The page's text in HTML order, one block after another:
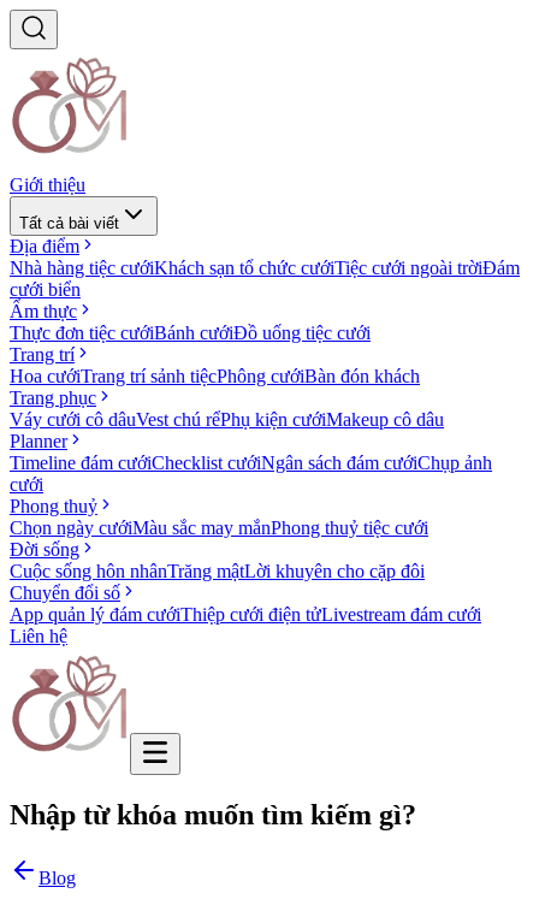
Giới thiệu
Tất cả bài viết
Địa điểm
Nhà hàng tiệc cướiKhách sạn tổ chức cướiTiệc cưới ngoài trờiĐám
cưới biển
Ẩm thực
Thực đơn tiệc cướiBánh cướiĐồ uống tiệc cưới
Trang trí
Hoa cướiTrang trí sảnh tiệcPhông cướiBàn đón khách
Trang phục
Váy cưới cô dâuVest chú rểPhụ kiện cướiMakeup cô dâu
Planner
Timeline đám cướiChecklist cướiNgân sách đám cướiChụp ảnh
cưới
Phong thuỷ
Chọn ngày cướiMàu sắc may mắnPhong thuỷ tiệc cưới
Đời sống
Cuộc sống hôn nhânTrăng mậtLời khuyên cho cặp đôi
Chuyển đổi số
App quản lý đám cướiThiệp cưới điện tửLivestream đám cưới
Liên hệ
Nhập từ khóa muốn tìm kiếm gì?
Blog